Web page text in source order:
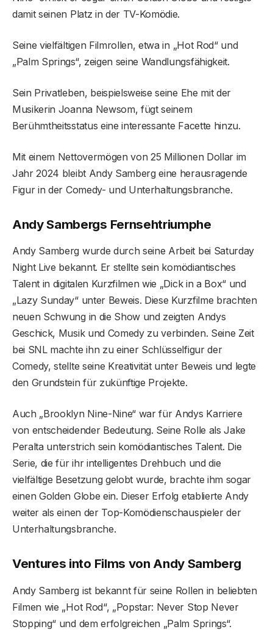
damit seinen Platz in der TV-Komödie.
Seine vielfältigen Filmrollen, etwa in „Hot Rod“ und
„Palm Springs“, zeigen seine Wandlungsfähigkeit.
Sein Privatleben, beispielsweise seine Ehe mit der
Musikerin Joanna Newsom, fügt seinem
Berühmtheitsstatus eine interessante Facette hinzu.
Mit einem Nettovermögen von 25 Millionen Dollar im
Jahr 2024 bleibt Andy Samberg eine herausragende
Figur in der Comedy- und Unterhaltungsbranche.
Andy Sambergs Fernsehtriumphe
Andy Samberg wurde durch seine Arbeit bei Saturday
Night Live bekannt. Er stellte sein komödiantisches
Talent in digitalen Kurzfilmen wie „Dick in a Box“ und
„Lazy Sunday“ unter Beweis. Diese Kurzfilme brachten
neuen Schwung in die Show und zeigten Andys
Geschick, Musik und Comedy zu verbinden. Seine Zeit
bei SNL machte ihn zu einer Schlüsselfigur der
Comedy, stellte seine Kreativität unter Beweis und legte
den Grundstein für zukünftige Projekte.
Auch „Brooklyn Nine-Nine“ war für Andys Karriere
von entscheidender Bedeutung. Seine Rolle als Jake
Peralta unterstrich sein komödiantisches Talent. Die
Serie, die für ihr intelligentes Drehbuch und die
vielfältige Besetzung gelobt wurde, brachte ihm sogar
einen Golden Globe ein. Dieser Erfolg etablierte Andy
weiter als einen der Top-Komödienschauspieler der
Unterhaltungsbranche.
Ventures into Films von Andy Samberg
Andy Samberg ist bekannt für seine Rollen in beliebten
Filmen wie „Hot Rod“, „Popstar: Never Stop Never
Stopping“ und dem erfolgreichen „Palm Springs“.